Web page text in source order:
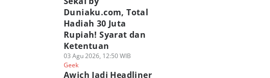
Duniaku.com, Total
Hadiah 30 Juta
Rupiah! Syarat dan
Ketentuan
03 Agu 2026, 12:50 WIB
Geek
Awich Jadi Headliner